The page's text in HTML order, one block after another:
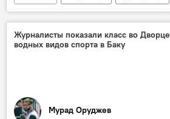
Азербайджан
Журналисты показали класс во Дворце
водных видов спорта в Баку
Мурад Оруджев